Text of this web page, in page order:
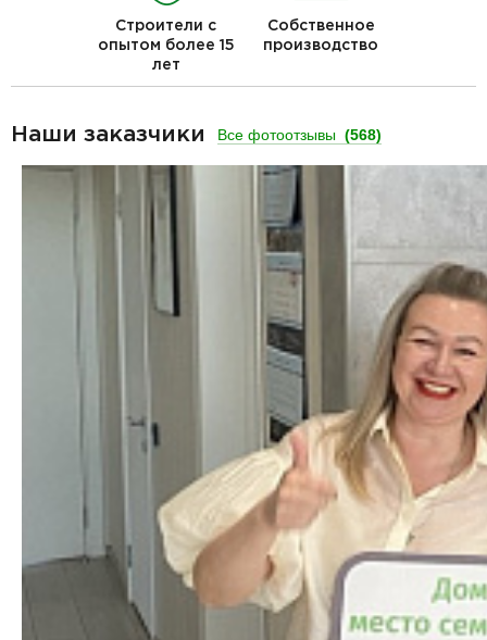
Строители с
опытом более 15
лет
Собственное
производство
Наши заказчики Все фотоотзывы (568)